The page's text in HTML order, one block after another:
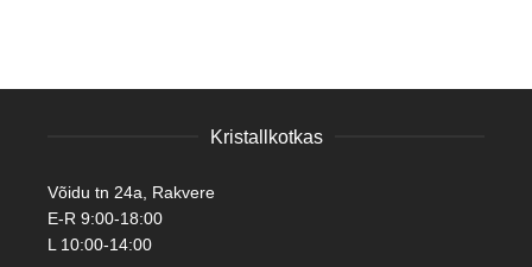
Kristallkotkas
Võidu tn 24a, Rakvere
E-R 9:00-18:00
L 10:00-14:00